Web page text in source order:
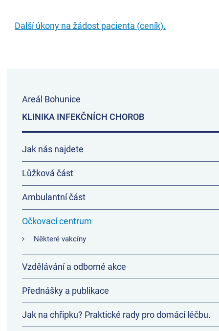
Další úkony na žádost pacienta (ceník).
Areál Bohunice
KLINIKA INFEKČNÍCH CHOROB
Jak nás najdete
Lůžková část
Ambulantní část
Očkovací centrum
Některé vakcíny
Vzdělávání a odborné akce
Přednášky a publikace
Jak na chřipku? Praktické rady pro domácí léčbu.